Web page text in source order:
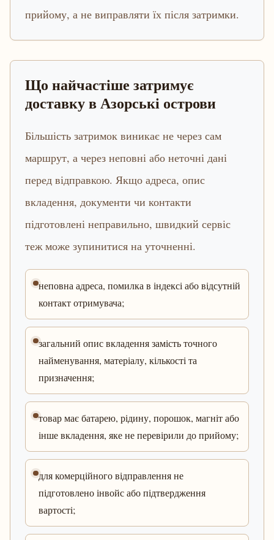
прийому, а не виправляти їх після затримки.
Що найчастіше затримує
доставку в Азорські острови
Більшість затримок виникає не через сам
маршрут, а через неповні або неточні дані
перед відправкою. Якщо адреса, опис
вкладення, документи чи контакти
підготовлені неправильно, швидкий сервіс
теж може зупинитися на уточненні.
неповна адреса, помилка в індексі або відсутній
контакт отримувача;
загальний опис вкладення замість точного
найменування, матеріалу, кількості та
призначення;
товар має батарею, рідину, порошок, магніт або
інше вкладення, яке не перевірили до прийому;
для комерційного відправлення не
підготовлено інвойс або підтвердження
вартості;